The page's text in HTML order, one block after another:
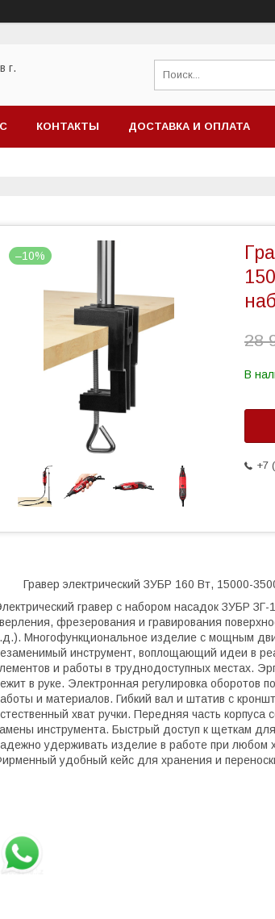
г.
КОНТАКТЫ ДОСТАВКА И ОПЛАТА
–10%
28
В
+7
Гравер электрический ЗУБР 160 Вт, 15000-
гравер с набором насадок ЗУБР
фрезерования и гравирования
Многофункциональное изделие с мощным
инструмент, воплощающий идеи в
и работы в труднодоступных местах.
в руке. Электронная регулировка оборотов
и материалов. Гибкий вал и штатив с
хват ручки. Передняя часть
инструмента. Быстрый доступ к щеткам
удерживать изделие в работе при любом
удобный кейс для хранения и